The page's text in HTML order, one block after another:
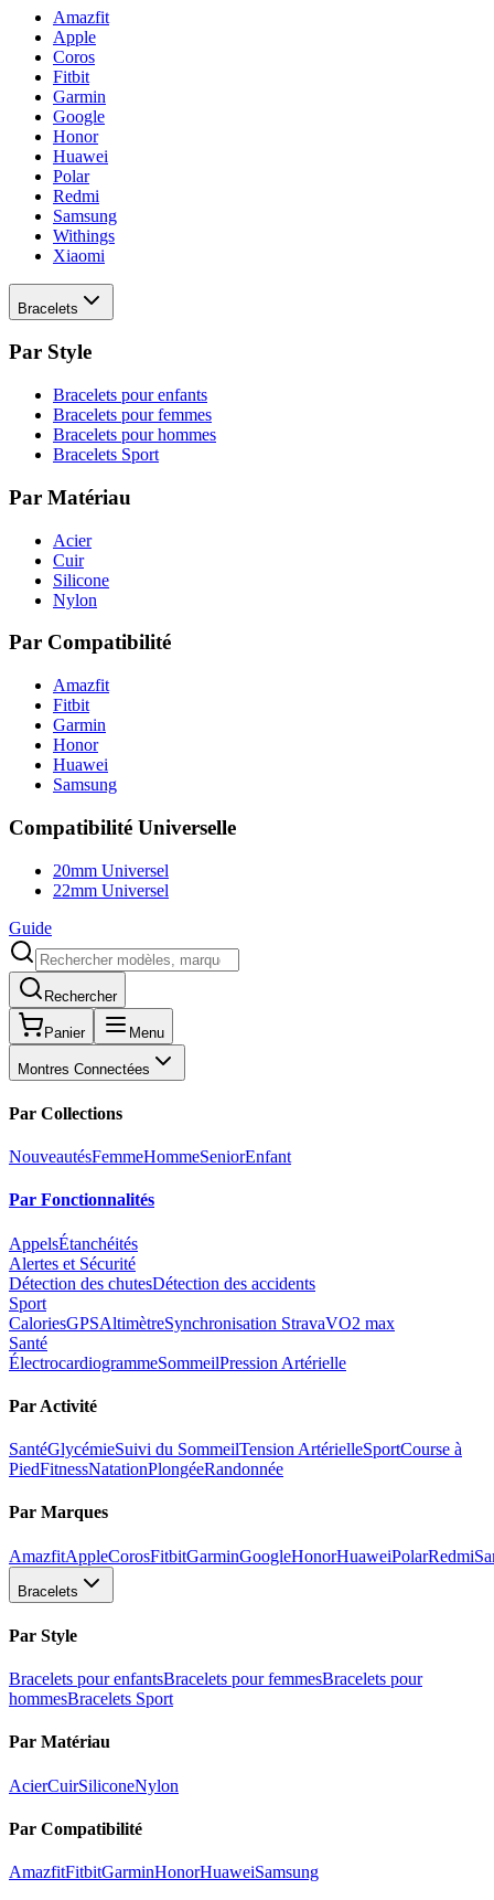
Amazfit
Apple
Coros
Fitbit
Garmin
Google
Honor
Huawei
Polar
Redmi
Samsung
Withings
Xiaomi
Bracelets
Par Style
Bracelets pour enfants
Bracelets pour femmes
Bracelets pour hommes
Bracelets Sport
Par Matériau
Acier
Cuir
Silicone
Nylon
Par Compatibilité
Amazfit
Fitbit
Garmin
Honor
Huawei
Samsung
Compatibilité Universelle
20mm Universel
22mm Universel
Guide
Rechercher
Panier Menu
Montres Connectées
Par Collections
NouveautésFemmeHommeSeniorEnfant
Par Fonctionnalités
AppelsÉtanchéités
Alertes et Sécurité
Détection des chutesDétection des accidents
Sport
CaloriesGPSAltimètreSynchronisation StravaVO2 max
Santé
ÉlectrocardiogrammeSommeilPression Artérielle
Par Activité
SantéGlycémieSuivi du SommeilTension ArtérielleSportCourse à
PiedFitnessNatationPlongéeRandonnée
Par Marques
AmazfitAppleCorosFitbitGarminGoogleHonorHuaweiPolarRedmi
Bracelets
Par Style
Bracelets pour enfantsBracelets pour femmesBracelets pour
hommesBracelets Sport
Par Matériau
AcierCuirSiliconeNylon
Par Compatibilité
AmazfitFitbitGarminHonorHuaweiSamsung